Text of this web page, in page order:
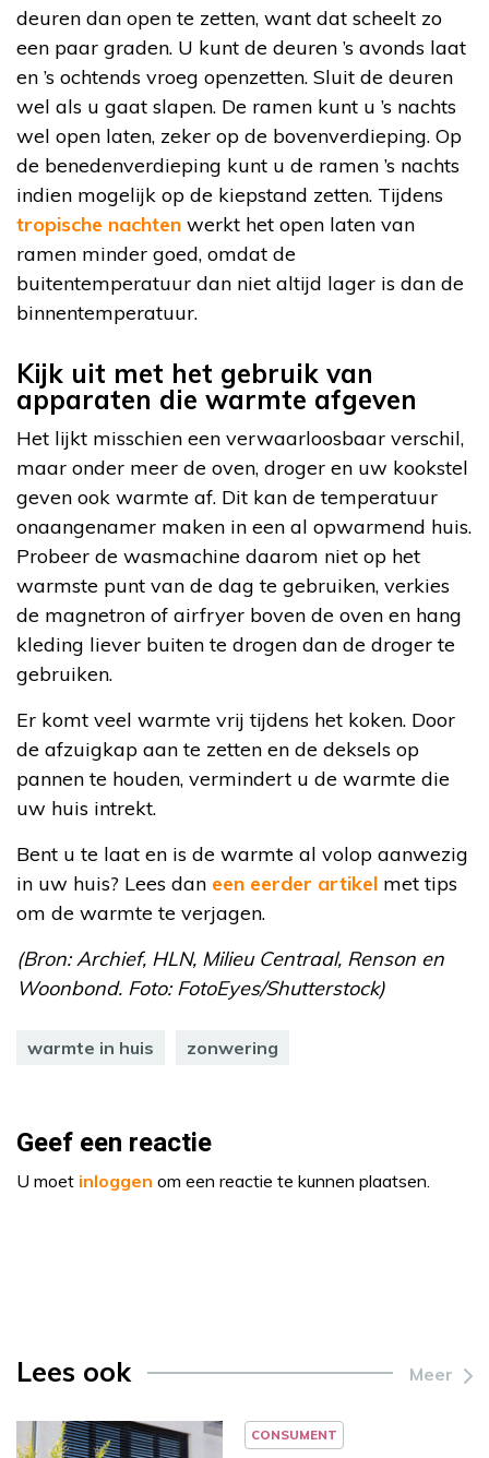
deuren dan open te zetten, want dat scheelt zo
een paar graden. U kunt de deuren ’s avonds laat
en ’s ochtends vroeg openzetten. Sluit de deuren
wel als u gaat slapen. De ramen kunt u ’s nachts
wel open laten, zeker op de bovenverdieping. Op
de benedenverdieping kunt u de ramen ’s nachts
indien mogelijk op de kiepstand zetten. Tijdens
tropische nachten werkt het open laten van
ramen minder goed, omdat de
buitentemperatuur dan niet altijd lager is dan de
binnentemperatuur.
Kijk uit met het gebruik van
apparaten die warmte afgeven
Het lijkt misschien een verwaarloosbaar verschil,
maar onder meer de oven, droger en uw kookstel
geven ook warmte af. Dit kan de temperatuur
onaangenamer maken in een al opwarmend huis.
Probeer de wasmachine daarom niet op het
warmste punt van de dag te gebruiken, verkies
de magnetron of airfryer boven de oven en hang
kleding liever buiten te drogen dan de droger te
gebruiken.
Er komt veel warmte vrij tijdens het koken. Door
de afzuigkap aan te zetten en de deksels op
pannen te houden, vermindert u de warmte die
uw huis intrekt.
Bent u te laat en is de warmte al volop aanwezig
in uw huis? Lees dan een eerder artikel met tips
om de warmte te verjagen.
(Bron: Archief, HLN, Milieu Centraal, Renson en
Woonbond. Foto: FotoEyes/Shutterstock)
warmte in huis zonwering
Geef een reactie
U moet inloggen om een reactie te kunnen plaatsen.
Lees ook Meer
CONSUMENT